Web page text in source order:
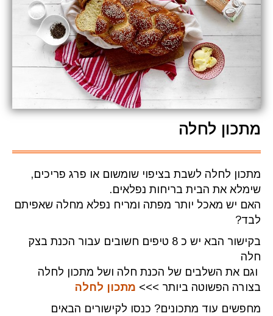
מתכון לחלה
מתכון לחלה לשבת בציפוי שומשום או פרג פריכים,
שימלא את הבית בריחות נפלאים.
האם יש מאכל יותר מפתה ומריח נפלא מחלה שאפיתם
לבד?
בקישור הבא יש כ 8 טיפים חשובים עבור הכנת בצק
חלה
וגם את השלבים של הכנת חלה ושל מתכון לחלה
בצורה הפשוטה ביותר >>> מתכון לחלה
מחפשים עוד מתכונים? כנסו לקישורים הבאים